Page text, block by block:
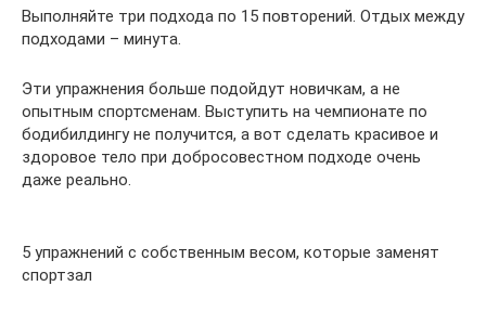
Выполняйте три подхода по 15 повторений. Отдых между
подходами – минута.
Эти упражнения больше подойдут новичкам, а не
опытным спортсменам. Выступить на чемпионате по
бодибилдингу не получится, а вот сделать красивое и
здоровое тело при добросовестном подходе очень
даже реально.
5 упражнений с собственным весом, которые заменят
спортзал